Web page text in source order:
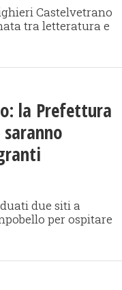
Castelvetrano
tra letteratura e
la Prefettura
due siti a
per ospitare